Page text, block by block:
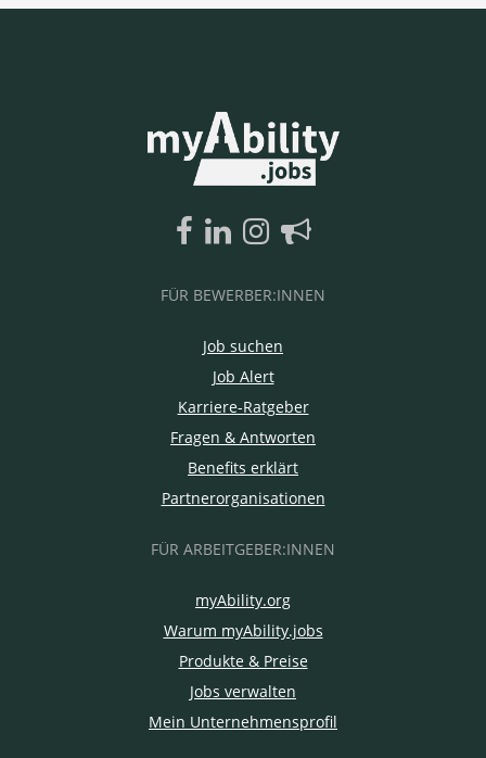
FÜR BEWERBER:INNEN
Job suchen
Job Alert
Karriere-Ratgeber
Fragen & Antworten
Benefits erklärt
Partnerorganisationen
FÜR ARBEITGEBER:INNEN
myAbility.org
Warum myAbility.jobs
Produkte & Preise
Jobs verwalten
Mein Unternehmensprofil